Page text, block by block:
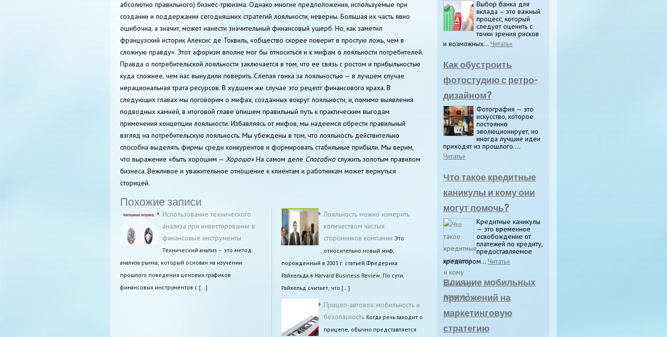
абсолютно правильного) бизнес-трюизма. Однако многие предположения, используемые при
создании и поддержании сегодняшних стратегий лояльности, неверны. Большая их часть явно
ошибочна, а значит, может нанести значительный финансовый ущерб. Но, как заметил
французский историк Алексис де Токвиль, «общество скорее поверит в простую ложь, чем в
сложную правду». Этот афоризм вполне мог бы относиться и к мифам о лояльности потребителей.
Правда о потребительской лояльности заключается в том, что ее связь с ростом и прибыльностью
куда сложнее, чем нас вынудили поверить. Слепая гонка за лояльностью — в лучшем случае
нерациональная трата ресурсов. В худшем же случае это рецепт финансового краха. В
следующих главах мы поговорим о мифах, созданных вокруг лояльности, и, помимо выявления
подводных камней, в итоговой главе опишем правильный путь к практическим выгодам
применения концепции лояльности. Избавляясь от мифов, мы надеемся обрести правильный
взгляд на потребительскую лояльность. Мы убеждены в том, что лояльность действительно
способна выделять фирмы среди конкурентов и формировать стабильные прибыли. Мы верим,
что выражение «быть хорошим — Хорошо» На самом деле Способно служить золотым правилом
бизнеса. Вежливое и уважительное отношение к клиентам и работникам может вернуться
сторицей.
Похожие записи
Использование технического
анализа при инвестировании в
финансовые инструменты
Технический анализ – это метод
анализа рынка, который основан на изучении
прошлого поведения ценовых графиков
финансовых инструментов с […]
Лояльность можно измерить
количеством чистых
сторонников компании Это
относительно новый миф,
порожденный в 2003 г. статьей Фредерика
Райхельда в Harvard Business Review. По сути,
Райхельд считает, что […]
Прицеп-автовоз: мобильность и
безопасность Когда речь заходит о
прицепе, обычно представляется
Выбор банка для
вклада – это важный
процесс, который
следует оценить с
точки зрения рисков
и возможных... Читать»
Как обустроить
фотостудию с ретро-
дизайном?
Фотография — это
искусство, которое
постоянно
эволюционирует, но
иногда лучшие идеи
приходят из прошлого....
Читать»
Что такое кредитные
каникулы и кому они
могут помочь?
Кредитные каникулы
— это временное
освобождение от
платежей по кредиту,
предоставляемое
кредитором... Читать»
Влияние мобильных
приложений на
маркетинговую
стратегию